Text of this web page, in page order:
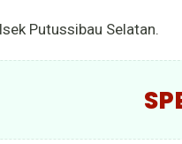
Putussibau Selatan.